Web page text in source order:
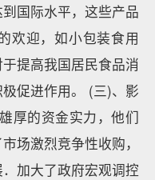
国际水平，这些产品
欢迎，如小包装食用
提高我国居民食品消
促进作用。 (三)、影
厚的资金实力，他们
场激烈竞争性收购，
加大了政府宏观调控